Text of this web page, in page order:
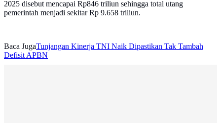
2025 disebut mencapai Rp846 triliun sehingga total utang
pemerintah menjadi sekitar Rp 9.658 triliun.
Baca JugaTunjangan Kinerja TNI Naik Dipastikan Tak Tambah
Defisit APBN